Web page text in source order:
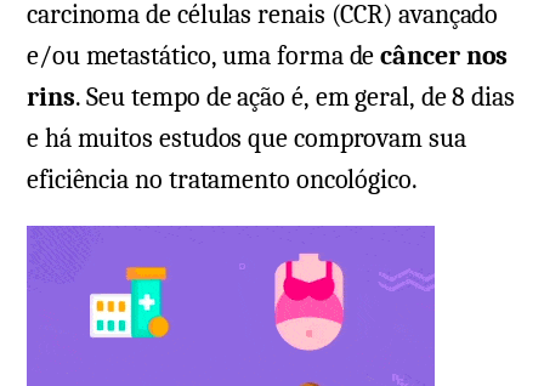
carcinoma de células renais (CCR) avançado
e/ou metastático, uma forma decâncer nos
rins. Seu tempo de ação é, em geral, de 8 dias
e há muitos estudos que comprovam sua
eficiência no tratamento oncológico.